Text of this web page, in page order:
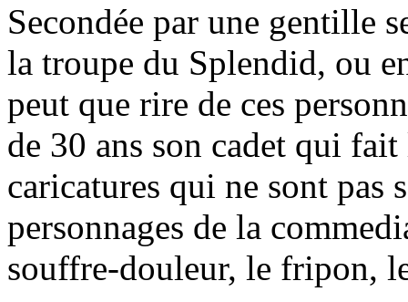
Secondée par une gentille
la troupe du Splendid, ou
peut que rire de ces
de 30 ans son cadet qui
caricatures qui ne sont pas
personnages de la
souffre-douleur, le fripon,